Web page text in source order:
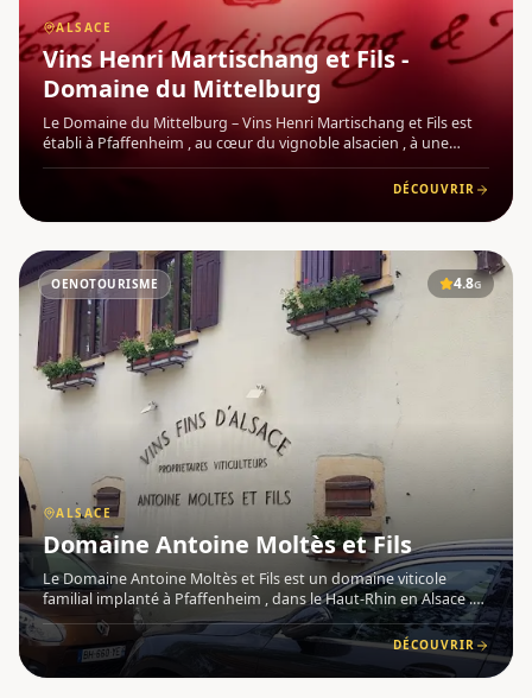
ALSACE
Vins Henri Martischang et Fils -
Domaine du Mittelburg
Le Domaine du Mittelburg – Vins Henri Martischang et Fils est
établi à Pfaffenheim , au cœur du vignoble alsacien , à une
dizaine de kilomètres au sud de Colmar. Implanté au pied du
Grand Cru Steinert , ce domaine familial cultive ses vigne
DÉCOUVRIR
OENOTOURISME 4.8G
ALSACE
Domaine Antoine Moltès et Fils
Le Domaine Antoine Moltès et Fils est un domaine viticole
familial implanté à Pfaffenheim , dans le Haut-Rhin en Alsace .
Fondé en 1930, il est aujourd'hui conduit par les petits-fils du
fondateur, perpétuant un savoir-faire ancré dans le rDÉCOUVRIR